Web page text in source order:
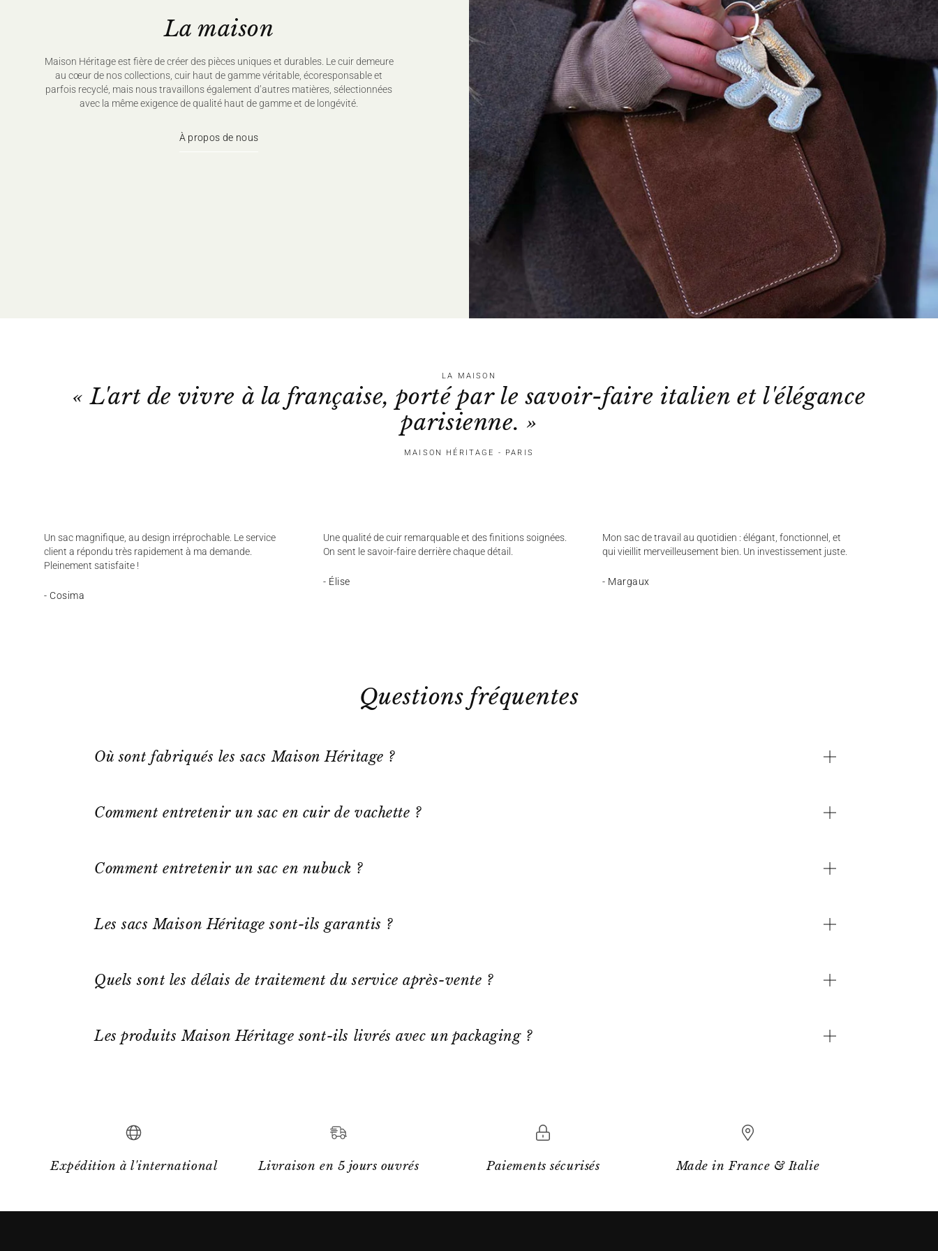
La maison
Maison Héritage est fière de créer des pièces uniques et durables. Le cuir demeure
au cœur de nos collections, cuir haut de gamme véritable, écoresponsable et
parfois recyclé, mais nous travaillons également d’autres matières, sélectionnées
avec la même exigence de qualité haut de gamme et de longévité.
À propos de nous
LA MAISON
« L'art de vivre à la française, porté par le savoir-faire italien et l'élégance
parisienne. »
MAISON HÉRITAGE - PARIS
Un sac magnifique, au design irréprochable. Le service
client a répondu très rapidement à ma demande.
Pleinement satisfaite !
- Cosima
Une qualité de cuir remarquable et des finitions soignées.
On sent le savoir-faire derrière chaque détail.
- Élise
Mon sac de travail au quotidien : élégant, fonctionnel, et
qui vieillit merveilleusement bien. Un investissement juste.
- Margaux
Questions fréquentes
Où sont fabriqués les sacs Maison Héritage ?
Comment entretenir un sac en cuir de vachette ?
Comment entretenir un sac en nubuck ?
Les sacs Maison Héritage sont-ils garantis ?
Quels sont les délais de traitement du service après-vente ?
Les produits Maison Héritage sont-ils livrés avec un packaging ?
Expédition à l'international Livraison en 5 jours ouvrés Paiements sécurisés Made in France & Italie